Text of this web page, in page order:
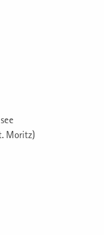
Moritz)